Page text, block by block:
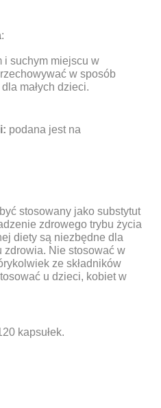
:
i suchym miejscu w
w sposób
małych dzieci.
podana jest na
stosowany jako substytut
zdrowego trybu życia
diety są niezbędne dla
zdrowia. Nie stosować w
ze składników
u dzieci, kobiet w
kapsułek.